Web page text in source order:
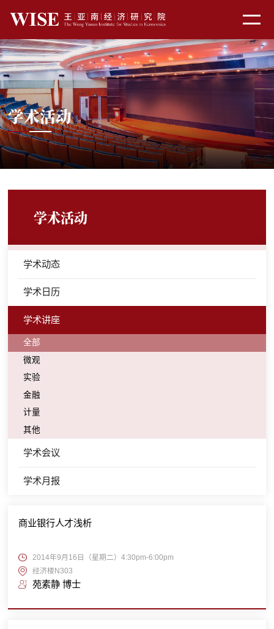
学术活动
学术活动
学术动态
学术日历
学术讲座
全部
微观
实验
金融
计量
其他
学术会议
学术月报
商业银行人才浅析
2014年9月16日（星期二）4:30pm-6:00pm
经济楼N303
苑素静 博士